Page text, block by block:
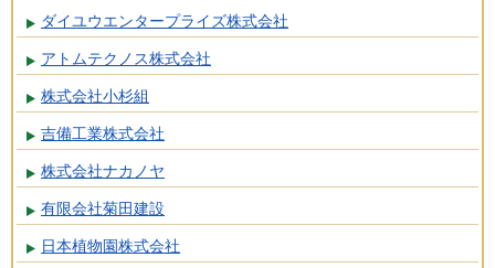
ダイユウエンタープライズ株式会社
アトムテクノス株式会社
株式会社小杉組
吉備工業株式会社
株式会社ナカノヤ
有限会社菊田建設
日本植物園株式会社